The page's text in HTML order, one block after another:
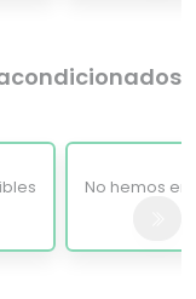
No hemos